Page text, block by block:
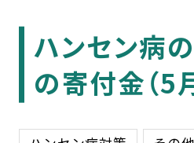
ハンセン病
の寄付金（5